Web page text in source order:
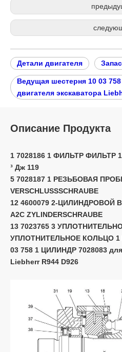
Детали двигателя
Ведущая шестерня 10 03
двигателя экскаватора
Описание Продукта
1 7028186 1 ФИЛЬТР ФИЛЬТР 1
³ Дж 119
5 7028187 1 РЕЗЬБОВАЯ
VERSCHLUSSSCHRAUBE
12 4600079 2-ЦИЛИНДРОВОЙ
A2C ZYLINDERSCHRAUBE
13 7023765 3
УПЛОТНИТЕЛЬНОЕ КОЛЬЦО
03 758 1 ЦИЛИНДР 7028083
Liebherr R944 D926